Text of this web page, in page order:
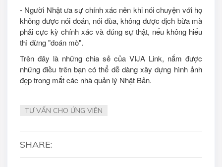
- Người Nhật ưa sự chính xác nên khi nói chuyện với họ
không được nói đoán, nói đùa, không được dịch bừa mà
phải cực kỳ chính xác và đúng sự thật, nếu không hiểu
thì đừng "đoán mò".
Trên đây là những chia sẻ của VIJA Link, nắm được
những điều trên bạn có thể dễ dàng xây dựng hình ảnh
đẹp trong mắt các nhà quản lý Nhật Bản.
TƯ VẤN CHO ỨNG VIÊN
SHARE: